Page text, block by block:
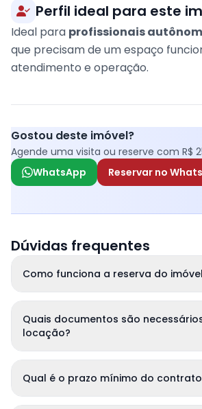
Perfil ideal para este
Ideal para profissionais
que precisam de um espaço
atendimento e operação.
Gostou deste imóvel?
Agende uma visita ou reserve com R$
WhatsApp
Reservar no
Dúvidas frequentes
Como funciona a reserva do
Quais documentos são
locação?
Qual é o prazo mínimo do